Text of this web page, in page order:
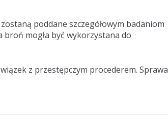
poddane szczegółowym badaniom
broń mogła być wykorzystana do
z przestępczym procederem. Sprawa